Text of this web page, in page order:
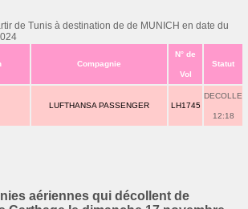
de Tunis à destination de de MUNICH en date du
Compagnie
N° de
Vol
Statut
LUFTHANSA PASSENGER LH1745
DECOLLE
12:18
aériennes qui décollent de